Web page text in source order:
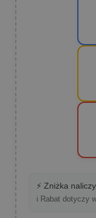
⚡ Zniżka
ℹ️ Rabat dotyczy